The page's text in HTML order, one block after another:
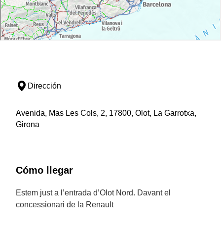
Dirección
Avenida, Mas Les Cols, 2, 17800, Olot, La Garrotxa,
Girona
Cómo llegar
Estem just a l’entrada d’Olot Nord. Davant el
concessionari de la Renault